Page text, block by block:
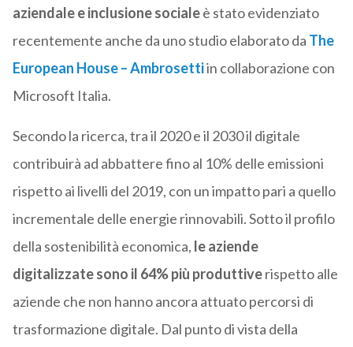
aziendale e inclusione socialeè stato evidenziato
recentemente anche da uno studio elaborato da The
European House – Ambrosettiin collaborazione con
Microsoft Italia.
Secondo la ricerca, tra il 2020 e il 2030 il digitale
contribuirà ad abbattere fino al 10% delle emissioni
rispetto ai livelli del 2019, con un impatto pari a quello
incrementale delle energie rinnovabili. Sotto il profilo
della sostenibilità economica, le aziende
digitalizzate sono il 64% più produttiverispetto alle
aziende che non hanno ancora attuato percorsi di
trasformazione digitale. Dal punto di vista della